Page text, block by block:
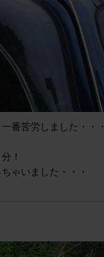
番苦労しました・・・
！
ゃいました・・・